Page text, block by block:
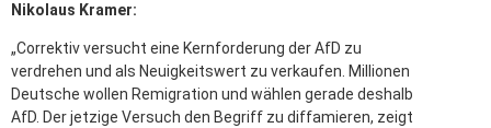
Nikolaus Kramer:
„Correktiv versucht eine Kernforderung der AfD zu
verdrehen und als Neuigkeitswert zu verkaufen. Millionen
Deutsche wollen Remigration und wählen gerade deshalb
AfD. Der jetzige Versuch den Begriff zu diffamieren, zeigt